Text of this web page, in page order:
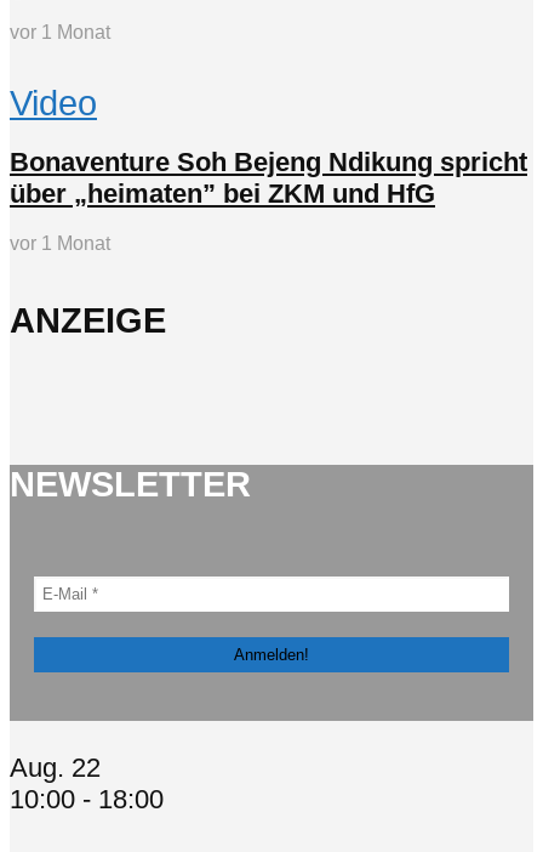
vor 1 Monat
Video
Bonaventure Soh Bejeng Ndikung spricht
über „heimaten” bei ZKM und HfG
vor 1 Monat
ANZEIGE
NEWSLETTER
Aug. 22
10:00 - 18:00